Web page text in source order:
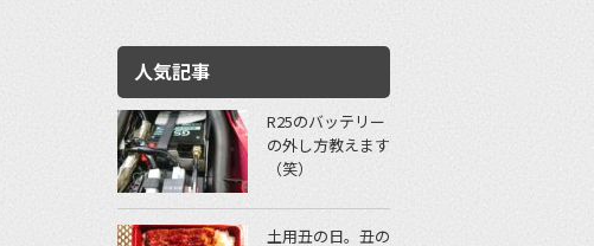
人気記事
R25のバッテリー
の外し方教えます
（笑）
土用丑の日。丑の